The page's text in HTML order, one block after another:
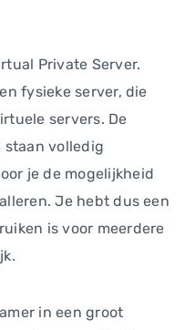
Private Server.
fysieke server, die
servers. De
staan volledig
je de mogelijkheid
Je hebt dus een
is voor meerdere
in een groot